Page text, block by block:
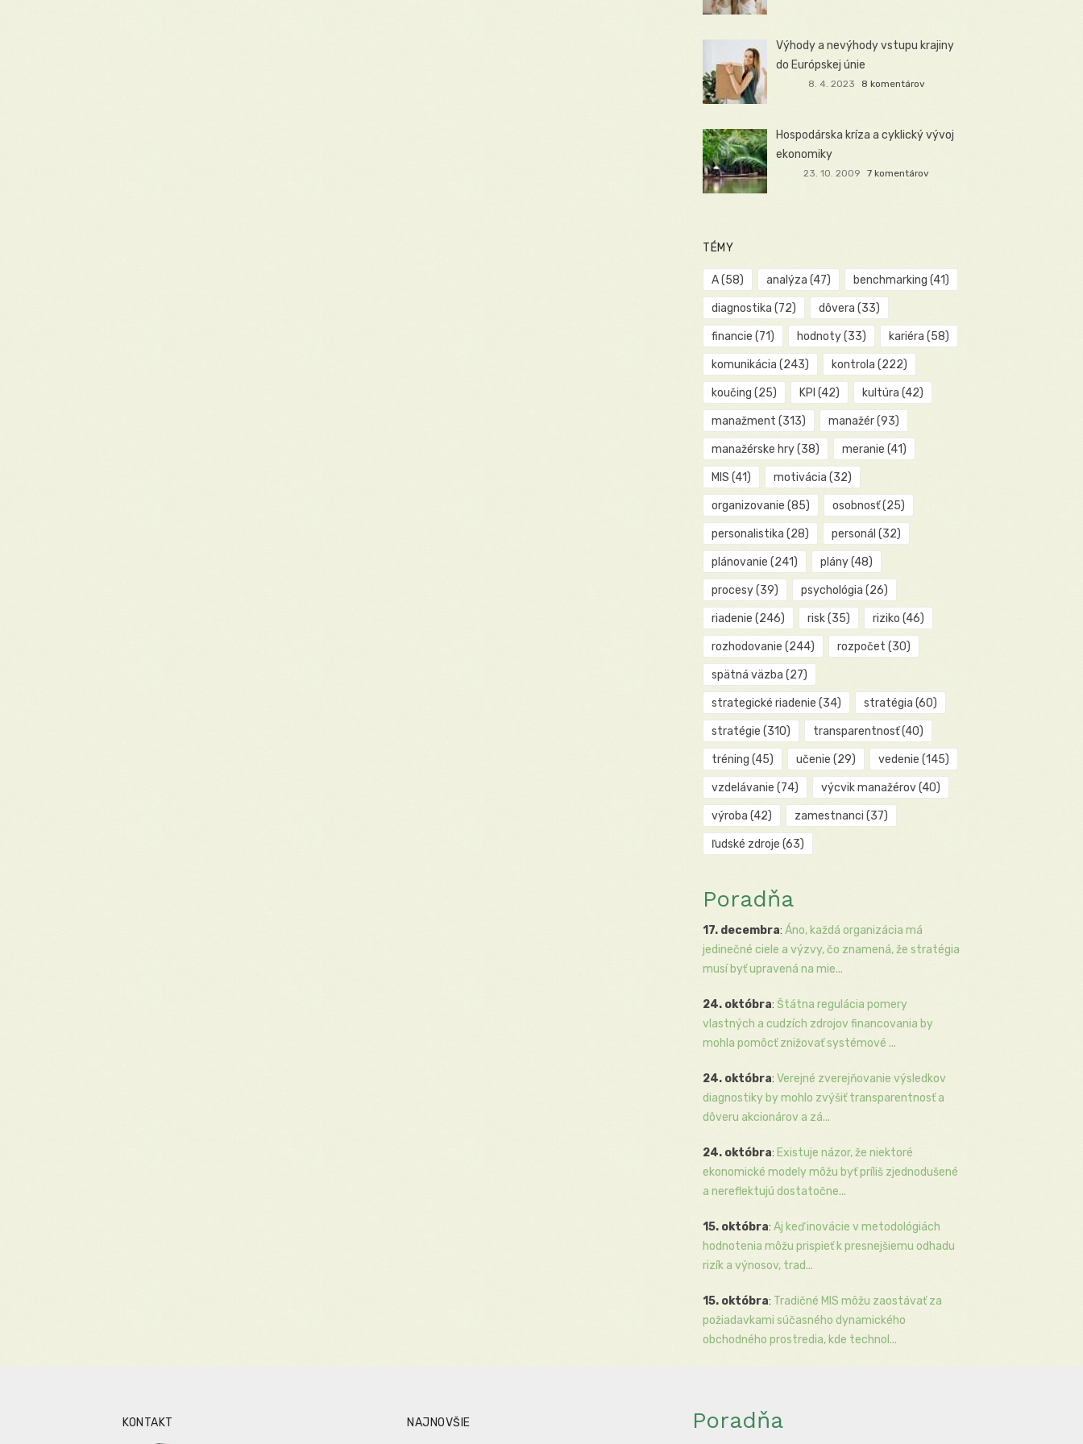
Výhody a nevýhody vstupu krajiny
do Európskej únie
8. 4. 2023 8 komentárov
Hospodárska kríza a cyklický vývoj
ekonomiky
23. 10. 2009 7 komentárov
TÉMY
A(58) analýza (47) benchmarking (41)
diagnostika (72) dôvera (33)
financie (71) hodnoty(33) kariéra (58)
komunikácia (243) kontrola (222)
koučing (25) KPI (42) kultúra (42)
manažment (313) manažér(93)
manažérske hry(38) meranie (41)
MIS (41) motivácia (32)
organizovanie (85) osobnosť(25)
personalistika (28) personál (32)
plánovanie (241) plány(48)
procesy(39) psychológia (26)
riadenie (246) risk(35) riziko (46)
rozhodovanie (244) rozpočet (30)
spätná väzba (27)
strategické riadenie (34) stratégia (60)
stratégie (310) transparentnosť(40)
tréning (45) učenie (29) vedenie (145)
vzdelávanie (74) výcvik manažérov(40)
výroba (42) zamestnanci (37)
ľudské zdroje (63)
Poradňa
17. decembra: Áno, každá organizácia má
jedinečné ciele a výzvy, čo znamená, že stratégia
musí byť upravená na mie...
24. októbra: Štátna regulácia pomery
vlastných a cudzích zdrojov financovania by
mohla pomôcť znižovať systémové ...
24. októbra: Verejné zverejňovanie výsledkov
diagnostiky by mohlo zvýšiť transparentnosť a
dôveru akcionárov a zá...
24. októbra: Existuje názor, že niektoré
ekonomické modely môžu byť príliš zjednodušené
a nereflektujú dostatočne...
15. októbra: Aj keď inovácie v metodológiách
hodnotenia môžu prispieť k presnejšiemu odhadu
rizík a výnosov, trad...
15. októbra: Tradičné MIS môžu zaostávať za
požiadavkami súčasného dynamického
obchodného prostredia, kde technol...
KONTAKT NAJNOVŠIE Poradňa